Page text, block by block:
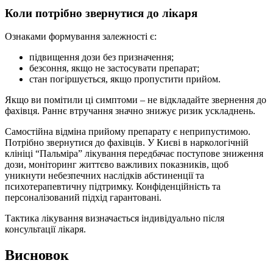
Коли потрібно звернутися до лікаря
Ознаками формування залежності є:
підвищення дози без призначення;
безсоння, якщо не застосувати препарат;
стан погіршується, якщо пропустити прийом.
Якщо ви помітили ці симптоми – не відкладайте звернення до
фахівця. Раннє втручання значно знижує ризик ускладнень.
Самостійна відміна прийому препарату є неприпустимою.
Потрібно звернутися до фахівців. У Києві в наркологічній
клініці “Пальміра” лікування передбачає поступове зниження
дози, моніторинг життєво важливих показників, щоб
уникнути небезпечних наслідків абстиненції та
психотерапевтичну підтримку. Конфіденційність та
персоналізований підхід гарантовані.
Тактика лікування визначається індивідуально після
консультації лікаря.
Висновок